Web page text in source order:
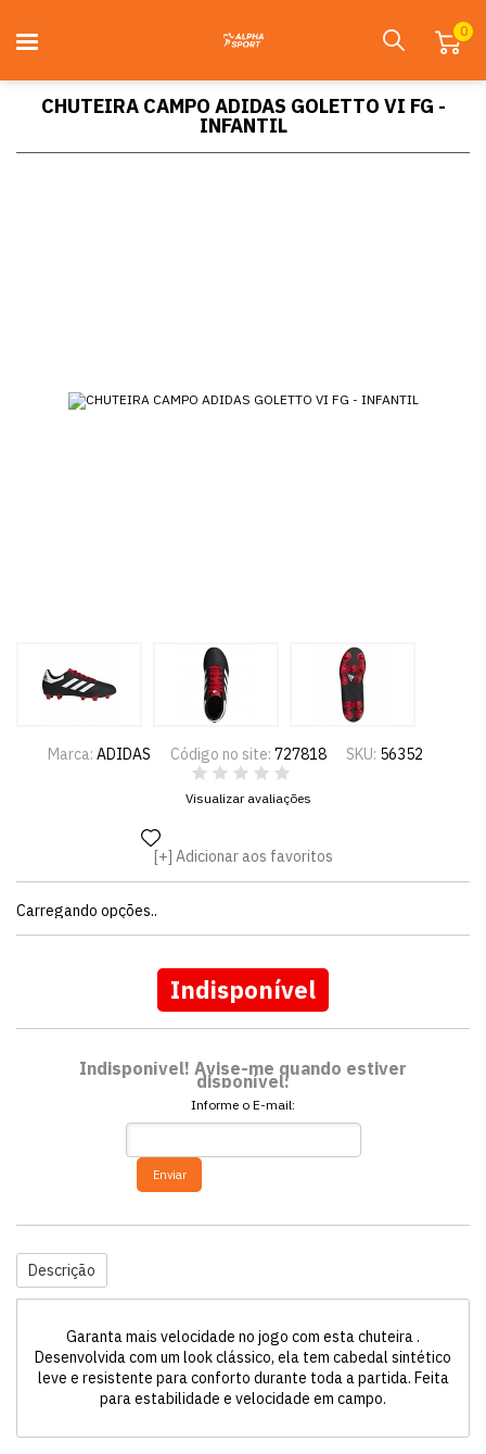
0
CHUTEIRA CAMPO ADIDAS GOLETTO VI FG -
INFANTIL
Marca: ADIDAS Código no site: 727818 SKU: 56352
Visualizar avaliações
Adicionar aos favoritos
Carregando opções..
Indisponível
Indisponível! Avise-me quando estiver
disponível:
Informe o E-mail:
Enviar
Descrição
Garanta mais velocidade no jogo com esta chuteira .
Desenvolvida com um look clássico, ela tem cabedal sintético
leve e resistente para conforto durante toda a partida. Feita
para estabilidade e velocidade em campo.